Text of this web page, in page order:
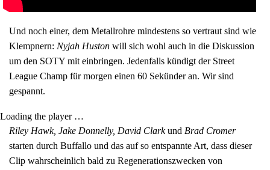
Und noch einer, dem Metallrohre mindestens so vertraut sind wie
Klempnern: Nyjah Huston will sich wohl auch in die Diskussion
um den SOTY mit einbringen. Jedenfalls kündigt der Street
League Champ für morgen einen 60 Sekünder an. Wir sind
gespannt.
Loading the player …
Riley Hawk, Jake Donnelly, David Clarkund Brad Cromer
starten durch Buffallo und das auf so entspannte Art, dass dieser
Clip wahrscheinlich bald zu Regenerationszwecken von